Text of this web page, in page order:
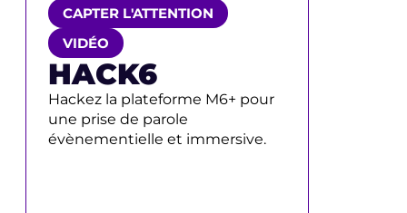
CAPTER L'ATTENTION
VIDÉO
HACK6
Hackez la plateforme M6+ pour
une prise de parole
évènementielle et immersive.